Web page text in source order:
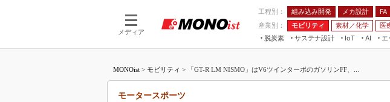
メディア
工程別： 組み込み開発 メカ設計 FA
産業別：
モビリティ 素材／化学 医
脱炭素
サステナ設計
IoT
つながる工場
AI
AI×設備保全
エ
JIMTOF つながるク
MONOist > モビリティ > 「GT-R LM NISMO」はV6ツインターボのガソリンFF、...
モータースポーツ